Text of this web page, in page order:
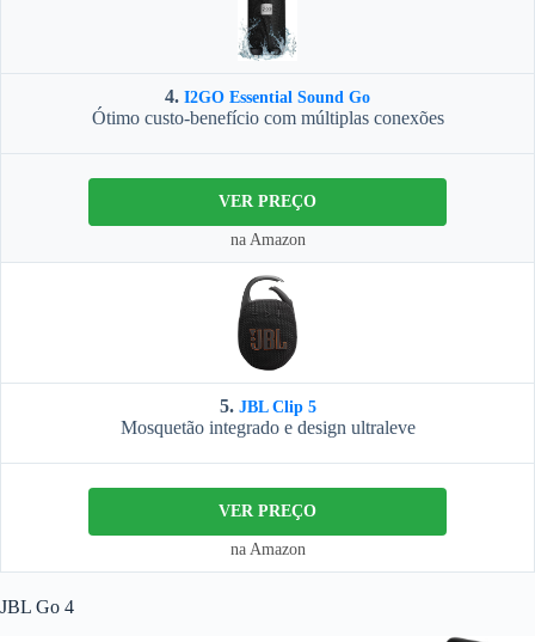
4. I2GO Essential Sound Go
Ótimo custo-benefício com múltiplas conexões
VER PREÇO
na Amazon
5. JBL Clip 5
Mosquetão integrado e design ultraleve
VER PREÇO
na Amazon
JBL Go 4